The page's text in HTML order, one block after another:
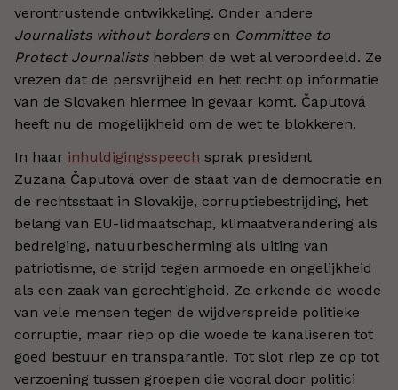
verontrustende ontwikkeling. Onder andere
Journalists without bordersen Committee to
Protect Journalistshebben de wet al veroordeeld. Ze
vrezen dat de persvrijheid en het recht op informatie
van de Slovaken hiermee in gevaar komt. Čaputová
heeft nu de mogelijkheid om de wet te blokkeren.
In haar inhuldigingsspeech sprak president
Zuzana Čaputová over de staat van de democratie en
de rechtsstaat in Slovakije, corruptiebestrijding, het
belang van EU-lidmaatschap, klimaatverandering als
bedreiging, natuurbescherming als uiting van
patriotisme, de strijd tegen armoede en ongelijkheid
als een zaak van gerechtigheid. Ze erkende de woede
van vele mensen tegen de wijdverspreide politieke
corruptie, maar riep op die woede te kanaliseren tot
goed bestuur en transparantie. Tot slot riep ze op tot
verzoening tussen groepen die vooral door politici